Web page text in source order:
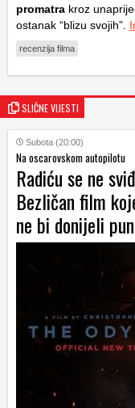
promatra kroz
ostanak “blizu svojih”.
recenzija filma
SLIČNE VIJESTI
Subota (20:00)
Na oscarovskom autopilotu
Radiću se ne
Bezličan film
ne bi donijeli